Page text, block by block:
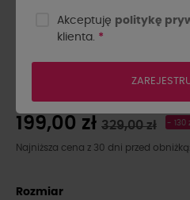
MILLA CIEMNY
199,00 zł 329,00 zł - 130
Najniższa cena z 30 dni przed obniżką:
Rozmiar
Akceptuję politykę
klienta. *